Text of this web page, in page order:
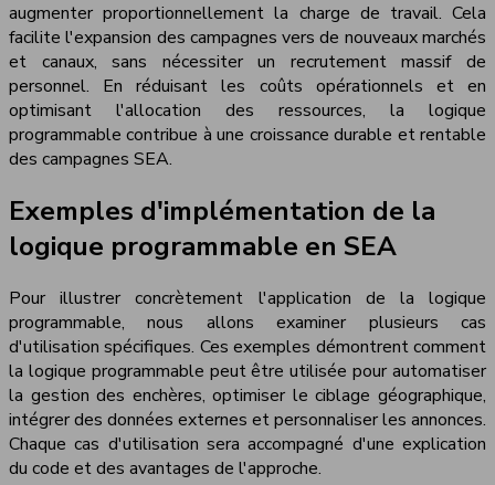
augmenter proportionnellement la charge de travail. Cela
facilite l'expansion des campagnes vers de nouveaux marchés
et canaux, sans nécessiter un recrutement massif de
personnel. En réduisant les coûts opérationnels et en
optimisant l'allocation des ressources, la logique
programmable contribue à une croissance durable et rentable
des campagnes SEA.
Exemples d'implémentation de la
logique programmable en SEA
Pour illustrer concrètement l'application de la logique
programmable, nous allons examiner plusieurs cas
d'utilisation spécifiques. Ces exemples démontrent comment
la logique programmable peut être utilisée pour automatiser
la gestion des enchères, optimiser le ciblage géographique,
intégrer des données externes et personnaliser les annonces.
Chaque cas d'utilisation sera accompagné d'une explication
du code et des avantages de l'approche.